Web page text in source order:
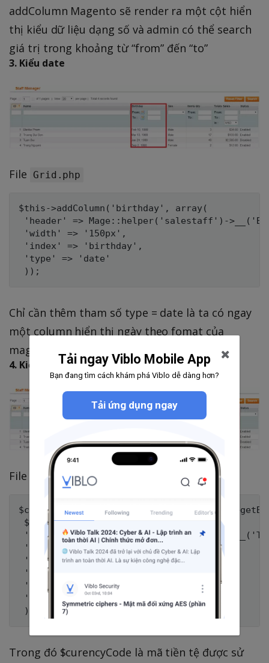
addColumn Magento sẽ render ra một cột hiển
thị kiểu dữ liệu dạng số và admin có thể search
giá trị trong khoảng từ “from” đến “to”
3. Kiểu date
File Grid.php
$this->addColumn('birthday', array(
'header' => Mage::helper('salestaff')-
'width' => '150px',
'index' => 'birthday',
'type' => 'date'
Chỉ cần thêm tham số type = date là ta có ngay
một column hiển thị ngày theo fomat của
magento
4. Kiểu price(money)
File Grid.php
$currencyCode = Mage::app()->getStore()-
$this->addColumn('totals_sales', array(
'header' => Mage::helper('salestaff')-
'align' =>'right',
'width' => '100px',
'index' => 'totals_sales',
'type' => 'price',
'currency_code' => $currencyCode
Trong đó $curencyCode là mã tiền tệ được sử
Tải ngay Viblo Mobile App
Bạn đang tìm cách khám phá Viblo dễ dàng hơn?
Tải ứng dụng ngay